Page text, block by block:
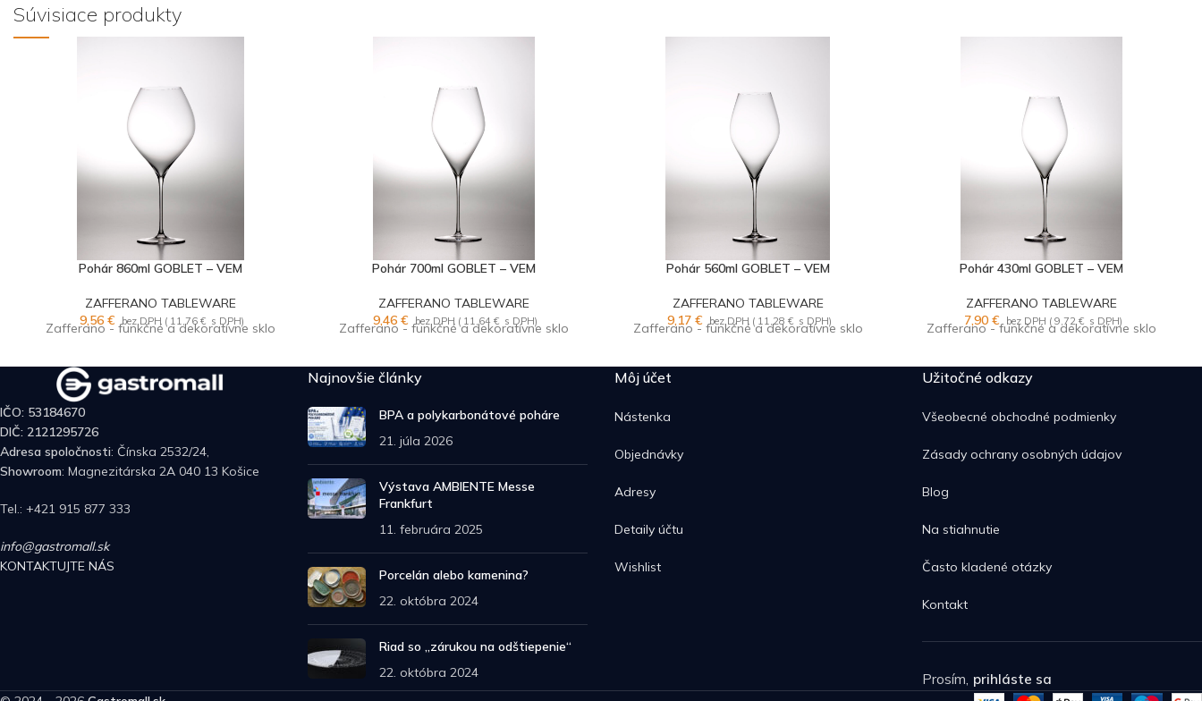
Súvisiace produkty
Pohár 860ml GOBLET – VEM
ZAFFERANO TABLEWARE
9,56 € bez DPH ( 11,76 € s DPH)
Zafferano - funkčné a dekoratívne sklo
Pohár 700ml GOBLET – VEM
ZAFFERANO TABLEWARE
9,46€ bez DPH ( 11,64€ s DPH)
Zafferano - funkčné a dekoratívne sklo
Pohár 560ml GOBLET – VEM
ZAFFERANO TABLEWARE
9,17 € bez DPH ( 11,28 € s DPH)
Zafferano - funkčné a dekoratívne sklo
Pohár 430ml GOBLET – VEM
ZAFFERANO TABLEWARE
7,90 € bez DPH ( 9,72€ s DPH)
Zafferano - funkčné a dekoratívne sklo
IČO: 53184670
DIČ: 2121295726
Adresa spoločnosti: Čínska 2532/24,
Showroom: Magnezitárska 2A 040 13 Košice
Tel.: +421 915 877 333
info@gastromall.sk
KONTAKTUJTE NÁS
Najnovšie články
BPA a polykarbonátové poháre
21. júla 2026
Výstava AMBIENTE Messe
Frankfurt
11. februára 2025
Porcelán alebo kamenina?
22. októbra 2024
Riad so „zárukou na odštiepenie“
22. októbra 2024
Môj účet
Nástenka
Objednávky
Adresy
Detaily účtu
Wishlist
Užitočné odkazy
Všeobecné obchodné podmienky
Zásady ochrany osobných údajov
Blog
Na stiahnutie
Často kladené otázky
Kontakt
Prosím, prihláste sa